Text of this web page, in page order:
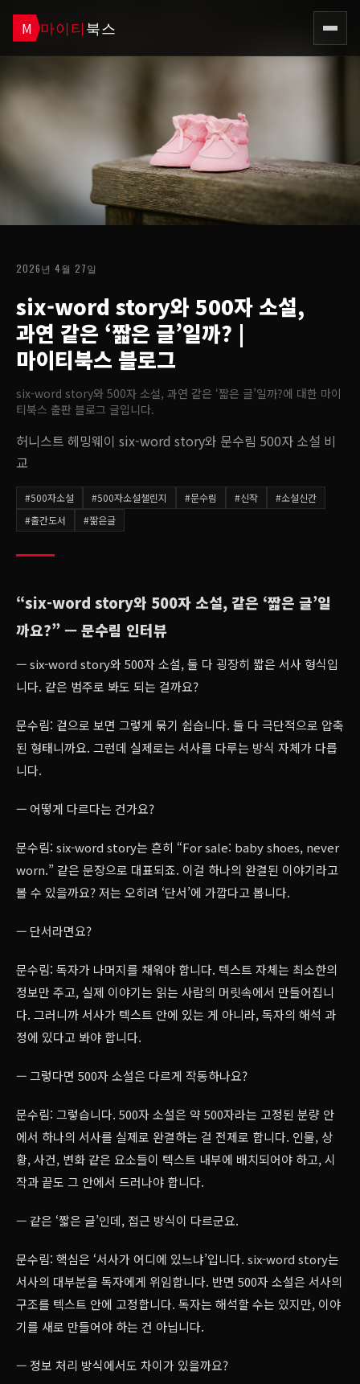
M 마이티북스
2026년 4월 27일
six-word story와 500자 소설,
과연 같은 ‘짧은 글’일까? |
마이티북스 블로그
six-word story와 500자 소설, 과연 같은 ‘짧은 글’일까?에 대한 마이
티북스 출판 블로그 글입니다.
허니스트 헤밍웨이 six-word story와 문수림 500자 소설 비
교
#500자소설 #500자소설챌린지 #문수림 #신작 #소설신간
#출간도서 #짦은글
“six-word story와 500자 소설, 같은 ‘짧은 글’일
까요?” — 문수림 인터뷰
— six-word story와 500자 소설, 둘 다 굉장히 짧은 서사 형식입
니다. 같은 범주로 봐도 되는 걸까요?
문수림: 겉으로 보면 그렇게 묶기 쉽습니다. 둘 다 극단적으로 압축
된 형태니까요. 그런데 실제로는 서사를 다루는 방식 자체가 다릅
니다.
— 어떻게 다르다는 건가요?
문수림: six-word story는 흔히 “For sale: baby shoes, never
worn.” 같은 문장으로 대표되죠. 이걸 하나의 완결된 이야기라고
볼 수 있을까요? 저는 오히려 ‘단서’에 가깝다고 봅니다.
— 단서라면요?
문수림: 독자가 나머지를 채워야 합니다. 텍스트 자체는 최소한의
정보만 주고, 실제 이야기는 읽는 사람의 머릿속에서 만들어집니
다. 그러니까 서사가 텍스트 안에 있는 게 아니라, 독자의 해석 과
정에 있다고 봐야 합니다.
— 그렇다면 500자 소설은 다르게 작동하나요?
문수림: 그렇습니다. 500자 소설은 약 500자라는 고정된 분량 안
에서 하나의 서사를 실제로 완결하는 걸 전제로 합니다. 인물, 상
황, 사건, 변화 같은 요소들이 텍스트 내부에 배치되어야 하고, 시
작과 끝도 그 안에서 드러나야 합니다.
— 같은 ‘짧은 글’인데, 접근 방식이 다르군요.
문수림: 핵심은 ‘서사가 어디에 있느냐’입니다. six-word story는
서사의 대부분을 독자에게 위임합니다. 반면 500자 소설은 서사의
구조를 텍스트 안에 고정합니다. 독자는 해석할 수는 있지만, 이야
기를 새로 만들어야 하는 건 아닙니다.
— 정보 처리 방식에서도 차이가 있을까요?